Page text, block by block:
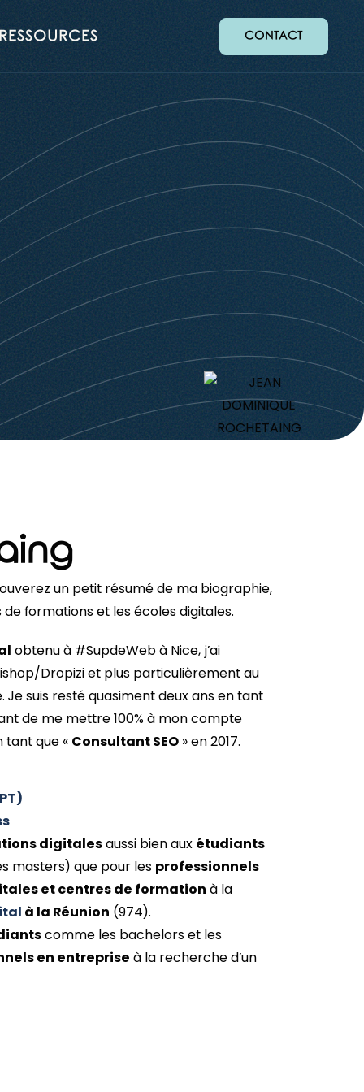
CONTACT
un petit résumé de ma biographie,
formations et les écoles digitales.
obtenu à #SupdeWeb à Nice, j’ai
Dropiziet plus particulièrement au
Je suis resté quasiment deux ans en tant
de me mettre 100% à mon compte
que « Consultant SEO » en 2017.
digitalesaussi bien aux étudiants
masters) que pour les professionnels
et centres de formation à la
à la Réunion (974).
comme les bachelors et les
en entreprise à la recherche d’un